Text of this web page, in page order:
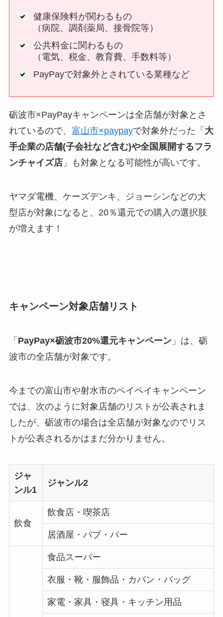
健康保険料が関わるもの
（病院、調剤薬局、接骨院等）
公共料金に関わるもの
（電気、税金、教育費、手数料等）
PayPayで対象外とされている業種など
砺波市×PayPayキャンペーンは全店舗が対象とさ
れているので、 富山市×paypayで対象外だった「 大
手企業の店舗(子会社など含む)や全国展開するフラ
ンチャイズ店」も対象となる可能性が高いです。
ヤマダ電機、ケーズデンキ、ジョーシンなどの大
型店が対象になると、20％還元での購入の選択肢
が増えます！
キャンペーン対象店舗リスト
「 PayPay×砺波市20%還元キャンペーン」は、砺
波市の全店舗が対象です。
今までの富山市や射水市のペイペイキャンペーン
では、次のように対象店舗のリストが公表されま
したが、砺波市の場合は全店舗が対象なのでリス
トが公表されるかはまだ分かりません。
ジャ
ンル1
ジャンル2
飲食
飲食店・喫茶店
居酒屋・パブ・バー
食品スーパー
衣服・靴・服飾品・カバン・バッグ
家電・家具・寝具・キッチン用品